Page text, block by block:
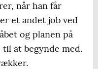
når han får
et andet job ved
og planen på
at begynde med.